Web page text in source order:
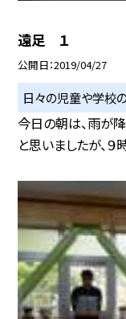
遠足 １
公開日 2019/04/27
日々の児童や学校
今日の朝は、雨が
と思いましたが、９